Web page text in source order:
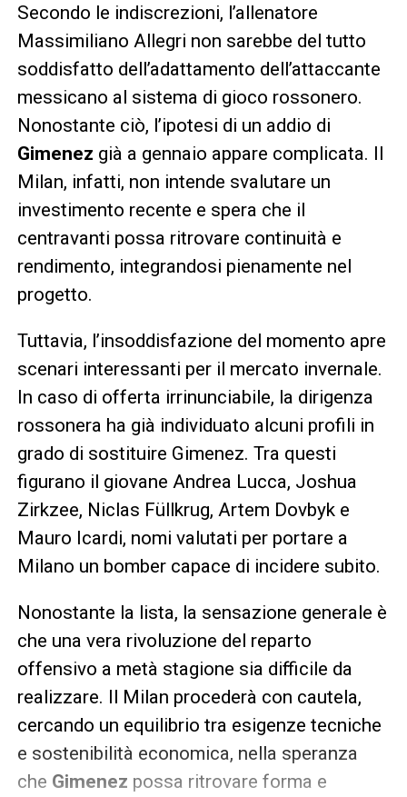
Secondo le indiscrezioni, l’allenatore
Massimiliano Allegri non sarebbe del tutto
soddisfatto dell’adattamento dell’attaccante
messicano al sistema di gioco rossonero.
Nonostante ciò, l’ipotesi di un addio di
Gimenez già a gennaio appare complicata. Il
Milan, infatti, non intende svalutare un
investimento recente e spera che il
centravanti possa ritrovare continuità e
rendimento, integrandosi pienamente nel
progetto.
Tuttavia, l’insoddisfazione del momento apre
scenari interessanti per il mercato invernale.
In caso di offerta irrinunciabile, la dirigenza
rossonera ha già individuato alcuni profili in
grado di sostituire Gimenez. Tra questi
figurano il giovane Andrea Lucca, Joshua
Zirkzee, Niclas Füllkrug, Artem Dovbyk e
Mauro Icardi, nomi valutati per portare a
Milano un bomber capace di incidere subito.
Nonostante la lista, la sensazione generale è
che una vera rivoluzione del reparto
offensivo a metà stagione sia difficile da
realizzare. Il Milan procederà con cautela,
cercando un equilibrio tra esigenze tecniche
e sostenibilità economica, nella speranza
che Gimenez possa ritrovare forma e